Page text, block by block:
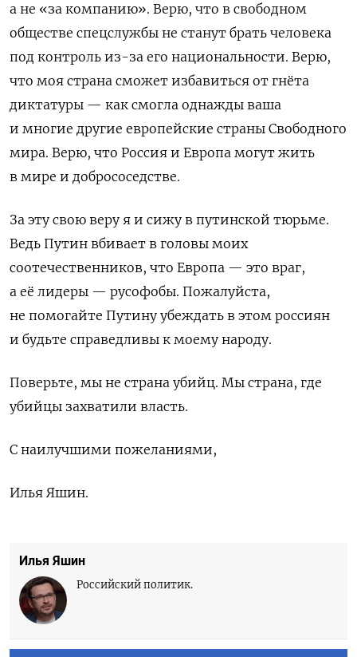
а не «за компанию». Верю, что в свободном
обществе спецслужбы не станут брать человека
под контроль из-за его национальности. Верю,
что моя страна сможет избавиться от гнёта
диктатуры — как смогла однажды ваша
и многие другие европейские страны Свободного
мира. Верю, что Россия и Европа могут жить
в мире и добрососедстве.
За эту свою веру я и сижу в путинской тюрьме.
Ведь Путин вбивает в головы моих
соотечественников, что Европа — это враг,
а её лидеры — русофобы. Пожалуйста,
не помогайте Путину убеждать в этом россиян
и будьте справедливы к моему народу.
Поверьте, мы не страна убийц. Мы страна, где
убийцы захватили власть.
С наилучшими пожеланиями,
Илья Яшин.
Илья Яшин
Российский политик.